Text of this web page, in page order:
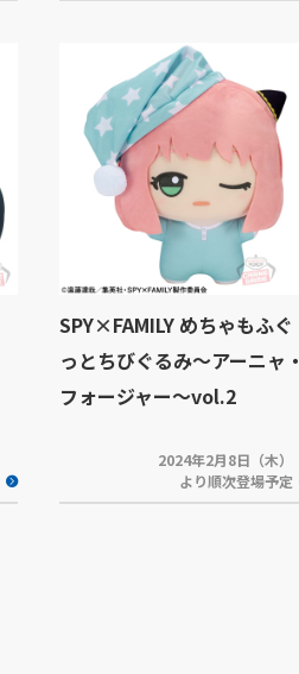
SPY×FAMILY めちゃもふぐ
っとちびぐるみ～アーニャ・
フォージャー～vol.2
2024年2月8日（木）
より順次登場予定